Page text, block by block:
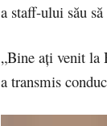
a staff-ului său
„Bine ați venit la
a transmis